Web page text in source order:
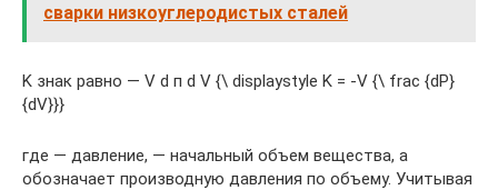
сварки низкоуглеродистых сталей
K знак равно — V d п d V {\ displaystyle K = -V {\ frac {dP}
{dV}}}
где — давление, — начальный объем вещества, а
обозначает производную давления по объему. Учитывая